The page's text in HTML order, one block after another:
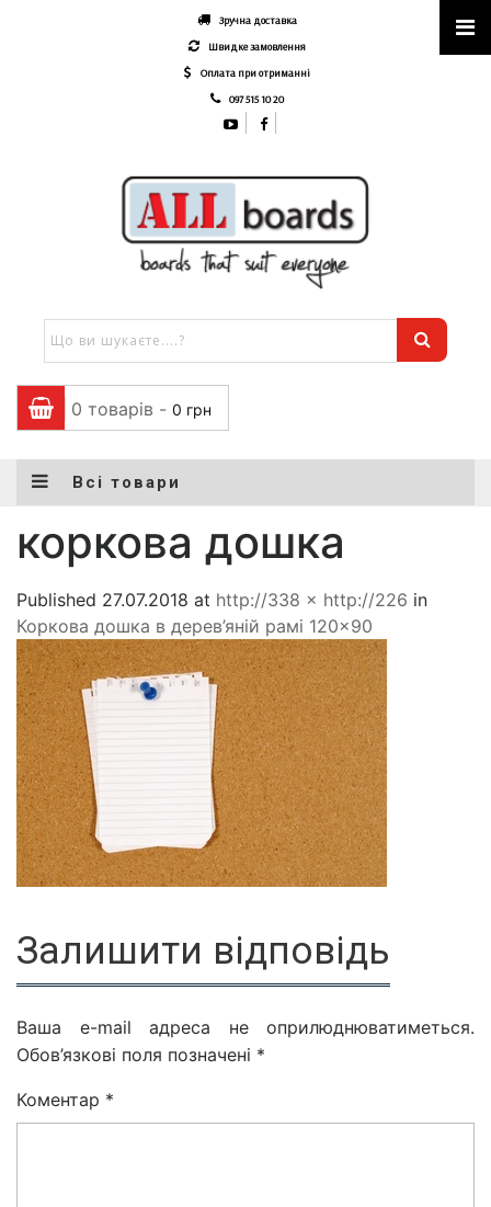
Зручна доставка
Швидке замовлення
Оплата при отриманні
097 515 10 20
0 товарів - 0 грн
Всі товари
коркова дошка
Published 27.07.2018 at http://338 × http://226 in
Коркова дошка в дерев’яній рамі 120×90
Залишити відповідь
Ваша e-mail адреса не оприлюднюватиметься.
Обов’язкові поля позначені *
Коментар *